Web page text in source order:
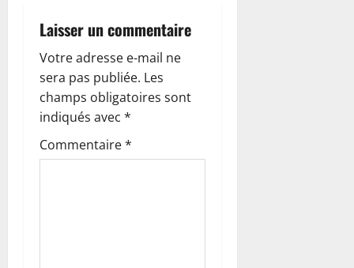
t
i
o
n
d
Laisser un commentaire
Votre adresse e-mail ne
sera pas publiée. Les
champs obligatoires sont
indiqués avec *
Commentaire*